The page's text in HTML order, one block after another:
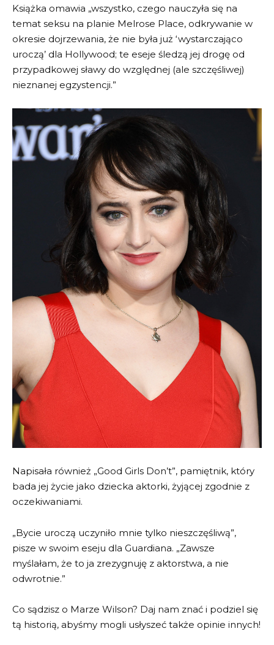
Książka omawia „wszystko, czego nauczyła się na
temat seksu na planie Melrose Place, odkrywanie w
okresie dojrzewania, że nie była już ‘wystarczająco
uroczą’ dla Hollywood; te eseje śledzą jej drogę od
przypadkowej sławy do względnej (ale szczęśliwej)
nieznanej egzystencji.”
Napisała również „Good Girls Don’t”, pamiętnik, który
bada jej życie jako dziecka aktorki, żyjącej zgodnie z
oczekiwaniami.
„Bycie uroczą uczyniło mnie tylko nieszczęśliwą”,
pisze w swoim eseju dla Guardiana. „Zawsze
myślałam, że to ja zrezygnuję z aktorstwa, a nie
odwrotnie.”
Co sądzisz o Marze Wilson? Daj nam znać i podziel się
tą historią, abyśmy mogli usłyszeć także opinie innych!